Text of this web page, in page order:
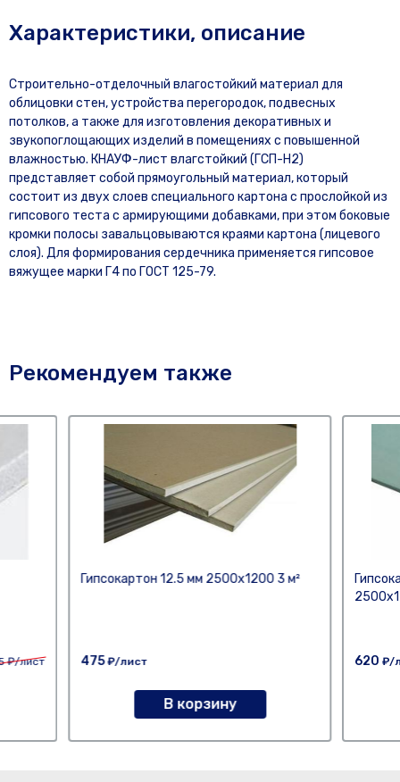
Характеристики, описание
Строительно-отделочный влагостойкий материал для
облицовки стен, устройства перегородок, подвесных
потолков, а также для изготовления декоративных и
звукопоглощающих изделий в помещениях с повышенной
влажностью. КНАУФ-лист влагстойкий (ГСП-Н2)
представляет собой прямоугольный материал, который
состоит из двух слоев специального картона с прослойкой из
гипсового теста с армирующими добавками, при этом боковые
кромки полосы завальцовываются краями картона (лицевого
слоя). Для формирования сердечника применяется гипсовое
вяжущее марки Г4 по ГОСТ 125-79.
Рекомендуем также
₽/лист
Гипсокартон 12.5 мм 2500x1200 3 м²
475₽/лист
В корзину
620 ₽/